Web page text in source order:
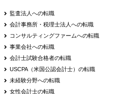
監査法人への転職
会計事務所・税理士法人への転職
コンサルティングファームへの転職
事業会社への転職
会計士試験合格者の転職
USCPA（米国公認会計士）の転職
未経験分野への転職
女性会計士の転職